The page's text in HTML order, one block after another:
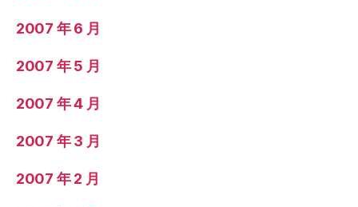
2007 年 6 月
2007 年 5 月
2007 年 4 月
2007 年 3 月
2007 年 2 月